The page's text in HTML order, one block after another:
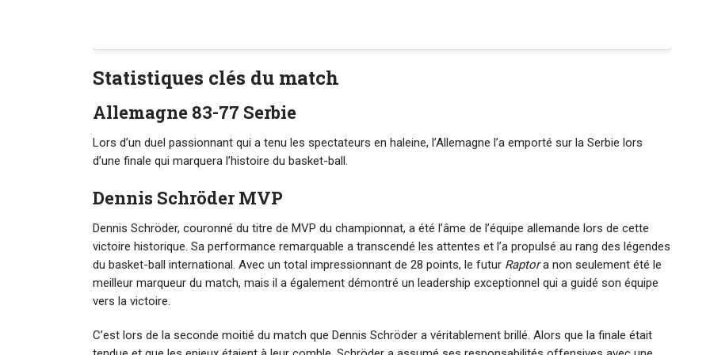
Statistiques clés du match
Allemagne 83-77 Serbie
Lors d’un duel passionnant qui a tenu les spectateurs en haleine, l’Allemagne l’a emporté sur la Serbie lors
d’une finale qui marquera l’histoire du basket-ball.
Dennis Schröder MVP
Dennis Schröder, couronné du titre de MVP du championnat, a été l’âme de l’équipe allemande lors de cette
victoire historique. Sa performance remarquable a transcendé les attentes et l’a propulsé au rang des légendes
du basket-ball international. Avec un total impressionnant de 28 points, le futur Raptora non seulement été le
meilleur marqueur du match, mais il a également démontré un leadership exceptionnel qui a guidé son équipe
vers la victoire.
C’est lors de la seconde moitié du match que Dennis Schröder a véritablement brillé. Alors que la finale était